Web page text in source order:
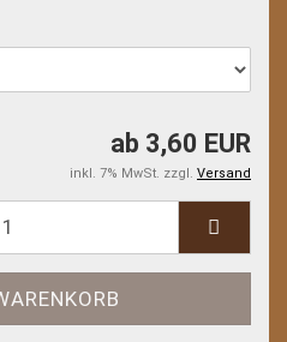
ab 3,60 EUR
inkl. 7% MwSt. zzgl. Versand